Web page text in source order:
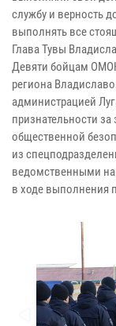
службу и верность
выполнять все
Глава Тувы
Девяти бойцам
региона
администрацией
признательности
общественной
из
ведомственными
в ходе выполнения